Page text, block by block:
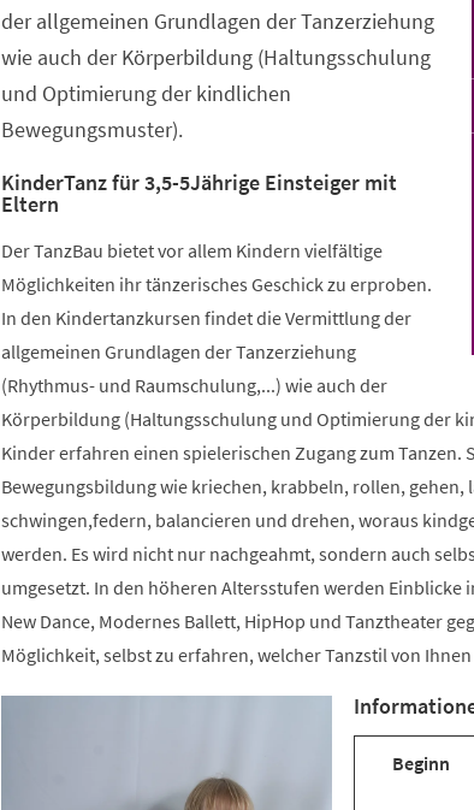
der allgemeinen Grundlagen der Tanzerziehung
wie auch der Körperbildung (Haltungsschulung
und Optimierung der kindlichen
Bewegungsmuster).
KinderTanz für 3,5-5Jährige Einsteiger mit
Eltern
Der TanzBau bietet vor allem Kindern vielfältige
Möglichkeiten ihr tänzerisches Geschick zu erproben.
In den Kindertanzkursen findet die Vermittlung der
allgemeinen Grundlagen der Tanzerziehung
(Rhythmus- und Raumschulung,...) wie auch der
Körperbildung (Haltungsschulung und Optimierung der
Kinder erfahren einen spielerischen Zugang zum Tanzen.
Bewegungsbildung wie kriechen, krabbeln, rollen,
schwingen,federn, balancieren und drehen, woraus
werden. Es wird nicht nur nachgeahmt, sondern auch
umgesetzt. In den höheren Altersstufen werden Einblicke
New Dance, Modernes Ballett, HipHop und Tanztheater
Möglichkeit, selbst zu erfahren, welcher Tanzstil von
Beginn